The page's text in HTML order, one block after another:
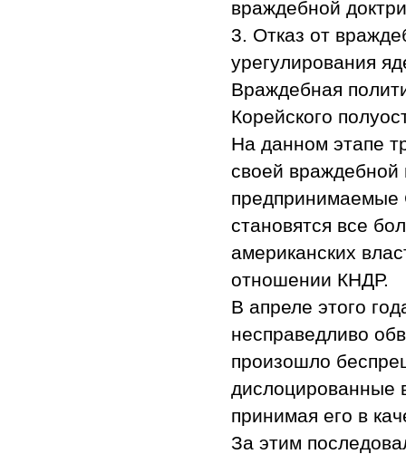
враждебной
3. Отказ от
урегулирования
Враждебная
Корейского
На данном этапе
своей враждебной
становятся все
американских
отношении КНДР.
В апреле этого
несправедливо
произошло
дислоцированные
принимая его в
За этим